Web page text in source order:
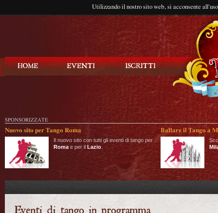
Utilizzando il nostro sito web, si acconsente
SPONSORIZZATE
Nuovo sito per Tango Roma
Il nuovo sito con tutti gli eventi di tango per
Roma e per il Lazio
Ballare il Tango a